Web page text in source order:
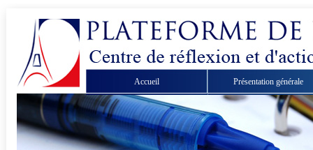
Accueil Présentation générale